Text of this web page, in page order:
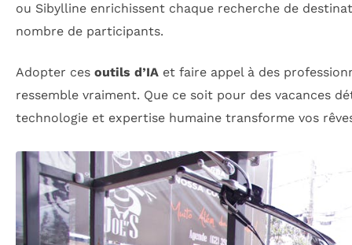
ou Sibylline enrichissent chaque recherche de
nombre de participants.
Adopter ces outils d’IA et faire appel à des
ressemble vraiment. Que ce soit pour des vacances
technologie et expertise humaine transforme vos